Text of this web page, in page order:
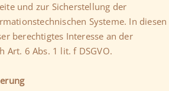
und zur Sicherstellung der
Systeme. In diesen
berechtigtes Interesse an der
Art. 6 Abs. 1 lit. f DSGVO.